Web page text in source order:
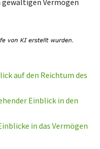
auf den Reichtum des
Einblick in den
in das Vermögen